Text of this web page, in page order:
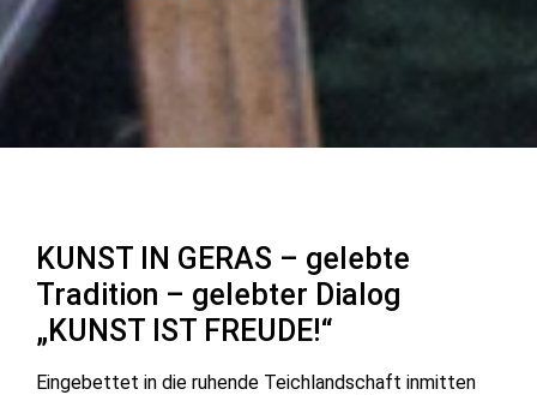
KUNST IN GERAS – gelebte
Tradition – gelebter Dialog
„KUNST IST FREUDE!“
Eingebettet in die ruhende Teichlandschaft inmitten